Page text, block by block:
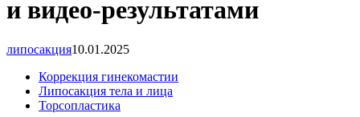
и видео-результатами
липосакция10.01.2025
Коррекция гинекомастии
Липосакция тела и лица
Торсопластика